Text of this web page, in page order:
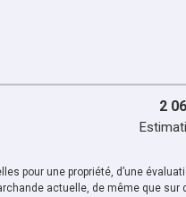
2
pour une propriété, d’une
actuelle, de même que sur